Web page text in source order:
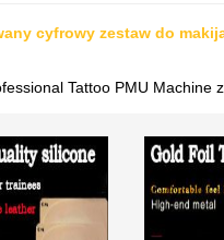
cyfrowy zestaw do
Tattoo PMU Machine